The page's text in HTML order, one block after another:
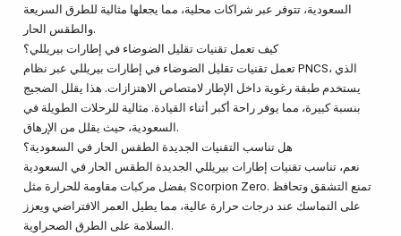
السعودية، تتوفر عبر شراكات محلية، مما يجعلها مثالية للطرق السريعة
والطقس الحار.
كيف تعمل تقنيات تقليل الضوضاء في إطارات بيريللي؟
تعمل تقنيات تقليل الضوضاء في إطارات بيريللي عبر نظام PNCS، الذي
يستخدم طبقة رغوية داخل الإطار لامتصاص الاهتزازات. هذا يقلل الضجيج
بنسبة كبيرة، مما يوفر راحة أكبر أثناء القيادة. مثالية للرحلات الطويلة في
السعودية، حيث يقلل من الإرهاق.
هل تناسب التقنيات الجديدة الطقس الحار في السعودية؟
نعم، تناسب تقنيات إطارات بيريللي الجديدة الطقس الحار في السعودية
بفضل مركبات مقاومة للحرارة مثل Scorpion Zero. تمنع التشقق وتحافظ
على التماسك عند درجات حرارة عالية، مما يطيل العمر الافتراضي ويعزز
السلامة على الطرق الصحراوية.